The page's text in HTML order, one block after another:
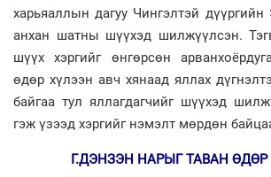
харьяаллын дагуу Чингэлтэй дүүргийн
анхан шатны шүүхэд шилжүүлсэн.
шүүх хэргийг өнгөрсөн
өдөр хүлээн авч хянаад яллах
байгаа тул яллагдагчийг шүүхэд
гэж үзээд хэргийг нэмэлт мөрдөн
Г.ДЭНЗЭН НАРЫГ ТАВАН